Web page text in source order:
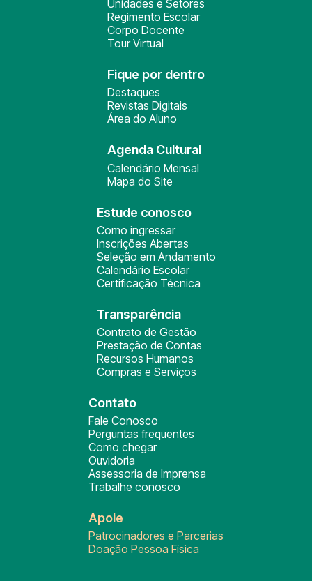
Unidades e Setores
Regimento Escolar
Corpo Docente
Tour Virtual
Fique por dentro
Destaques
Revistas Digitais
Área do Aluno
Agenda Cultural
Calendário Mensal
Mapa do Site
Estude conosco
Como ingressar
Inscrições Abertas
Seleção em Andamento
Calendário Escolar
Certificação Técnica
Transparência
Contrato de Gestão
Prestação de Contas
Recursos Humanos
Compras e Serviços
Contato
Fale Conosco
Perguntas frequentes
Como chegar
Ouvidoria
Assessoria de Imprensa
Trabalhe conosco
Apoie
Patrocinadores e Parcerias
Doação Pessoa Física